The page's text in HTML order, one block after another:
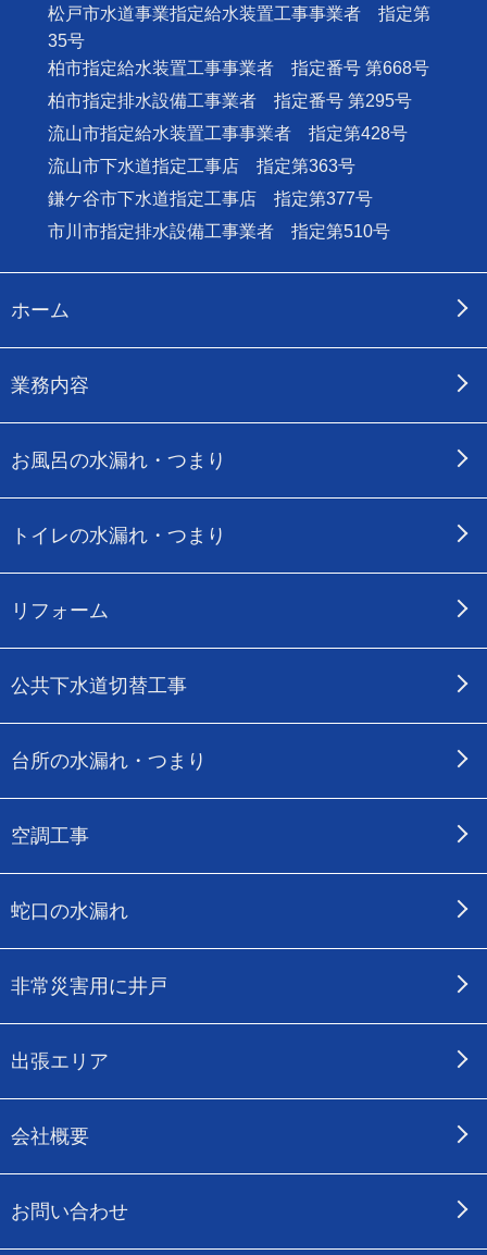
松戸市水道事業指定給水装置工事事業者 指定第
35号
柏市指定給水装置工事事業者 指定番号 第668号
柏市指定排水設備工事業者 指定番号 第295号
流山市指定給水装置工事事業者 指定第428号
流山市下水道指定工事店 指定第363号
鎌ケ谷市下水道指定工事店 指定第377号
市川市指定排水設備工事業者 指定第510号
ホーム
業務内容
お風呂の水漏れ・つまり
トイレの水漏れ・つまり
リフォーム
公共下水道切替工事
台所の水漏れ・つまり
空調工事
蛇口の水漏れ
非常災害用に井戸
出張エリア
会社概要
お問い合わせ